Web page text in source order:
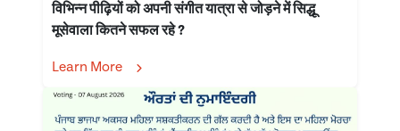
विभिन्न पीढ़ियों को अपनी संगीत यात्रा से जोड़ने में सिद्धू
मूसेवाला कितने सफल रहे ?
Learn More